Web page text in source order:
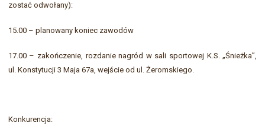
zostać odwołany):
15.00 – planowany koniec zawodów
17.00 – zakończenie, rozdanie nagród w sali sportowej K.S. „Śnieżka”,
ul. Konstytucji 3 Maja 67a, wejście od ul. Żeromskiego.
Konkurencja: